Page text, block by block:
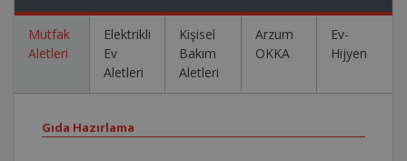
Mutfak
Aletleri
Elektrikli
Ev
Aletleri
Kişisel
Bakım
Aletleri
Arzum
OKKA
Ev-
Hijyen
Gıda Hazırlama